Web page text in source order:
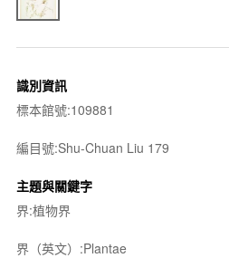
識別資訊
標本館號:109881
編目號:Shu-Chuan Liu 179
主題與關鍵字
界:植物界
界（英文）:Plantae